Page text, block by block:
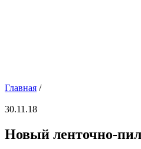
Главная /
30.11.18
Новый ленточно-